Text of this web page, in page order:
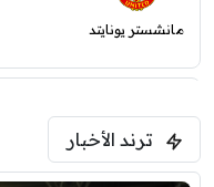
مانشستر يونايتد
فرينتسفاروشي
ترند الأخبار